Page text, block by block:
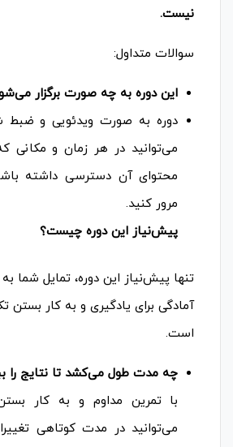
نیست.
سوالات متداول:
این دوره به چه صورت برگزار
دوره به صورت ویدئویی و
می‌توانید در هر زمان و مکانی
محتوای آن دسترسی داشته
مرور کنید.
پیش‌نیاز این دوره چیست؟
تنها پیش‌نیاز این دوره، تمایل شما به
آمادگی برای یادگیری و به کار بستن
است.
چه مدت طول می‌کشد تا نتایج را
با تمرین مداوم و به کار
می‌توانید در مدت کوتاهی